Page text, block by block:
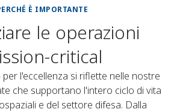
È IMPORTANTE
le operazioni
critical
l'eccellenza si riflette nelle nostre
che supportano l'intero ciclo di vita
e del settore difesa. Dalla